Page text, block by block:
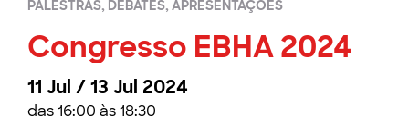
PALESTRAS, DEBATES, APRESENTAÇÕES
Congresso EBHA 2024
11 Jul / 13 Jul 2024
das 16:00 às 18:30